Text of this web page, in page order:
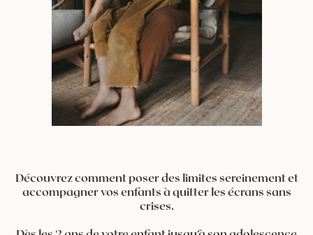
Découvrez comment poser des limites sereinement et
accompagner vos enfants à quitter les écrans sans
crises.